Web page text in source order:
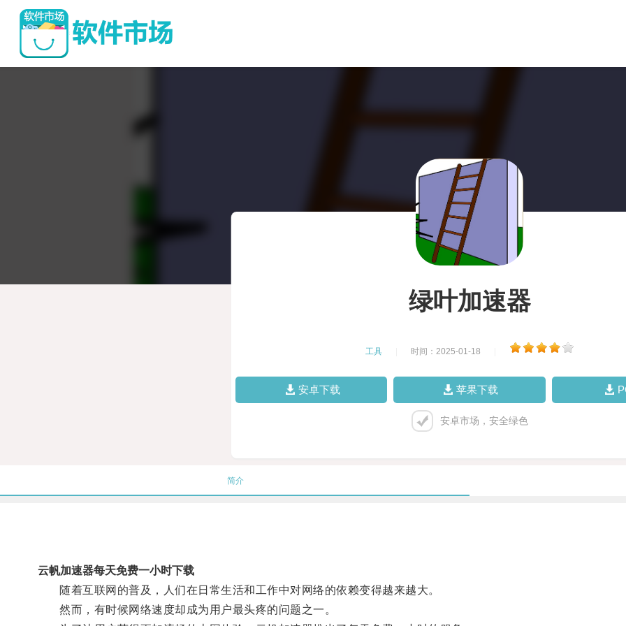
绿叶加速器
工具 时间：2025-01-18
安卓下载 苹果下载
安卓市场，安全绿色
简介
云帆加速器每天免费一小时下载
随着互联网的普及，人们在日常生活和工作中对网络的依赖变得越来越大。
然而，有时候网络速度却成为用户最头疼的问题之一。